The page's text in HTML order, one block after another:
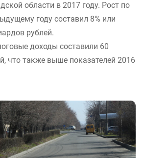
области в 2017 году. Рост по
году составил 8% или
рублей.
доходы составили 60
что также выше показателей 2016